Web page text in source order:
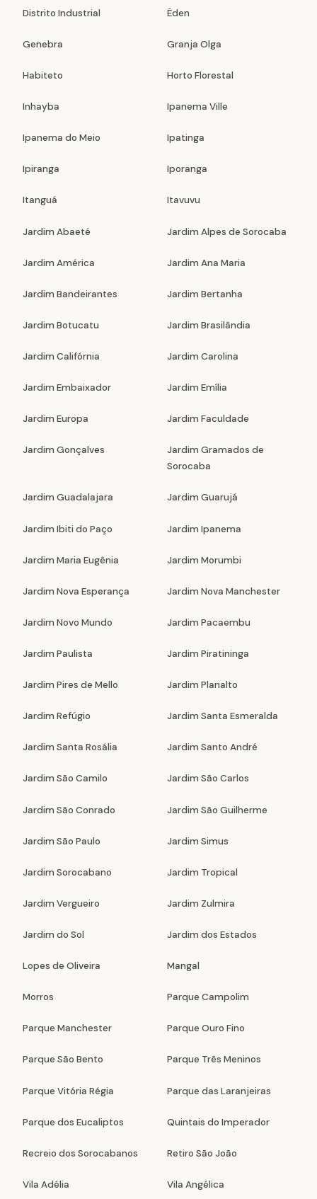
Distrito Industrial Éden
Genebra Granja Olga
Habiteto Horto Florestal
Inhayba Ipanema Ville
Ipanema do Meio Ipatinga
Ipiranga Iporanga
Itanguá Itavuvu
Jardim Abaeté Jardim Alpes de Sorocaba
Jardim América Jardim Ana Maria
Jardim Bandeirantes Jardim Bertanha
Jardim Botucatu Jardim Brasilândia
Jardim Califórnia Jardim Carolina
Jardim Embaixador Jardim Emília
Jardim Europa Jardim Faculdade
Jardim Gonçalves
Jardim Gramados de
Sorocaba
Jardim Guadalajara Jardim Guarujá
Jardim Ibiti do Paço Jardim Ipanema
Jardim Maria Eugênia Jardim Morumbi
Jardim Nova Esperança Jardim Nova Manchester
Jardim Novo Mundo Jardim Pacaembu
Jardim Paulista Jardim Piratininga
Jardim Pires de Mello Jardim Planalto
Jardim Refúgio Jardim Santa Esmeralda
Jardim Santa Rosália Jardim Santo André
Jardim São Camilo Jardim São Carlos
Jardim São Conrado Jardim São Guilherme
Jardim São Paulo Jardim Simus
Jardim Sorocabano Jardim Tropical
Jardim Vergueiro Jardim Zulmira
Jardim do Sol Jardim dos Estados
Lopes de Oliveira Mangal
Morros Parque Campolim
Parque Manchester Parque Ouro Fino
Parque São Bento Parque Três Meninos
Parque Vitória Régia Parque das Laranjeiras
Parque dos Eucaliptos Quintais do Imperador
Recreio dos Sorocabanos Retiro São João
Vila Adélia Vila Angélica